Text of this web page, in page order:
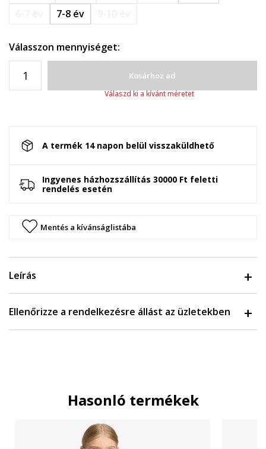
7-8 év
Válasszon mennyiséget:
Kosárhoz ad
Válaszd ki a kívánt méretet
A termék 14 napon belül visszaküldhető
Ingyenes házhozszállítás 30000 Ft feletti
rendelés esetén
Mentés a kívánságlistába
Leírás
Ellenőrizze a rendelkezésre állást az üzletekben
Hasonló termékek